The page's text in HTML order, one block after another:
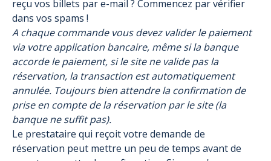
reçu vos billets par e-mail ? Commencez par vérifier
dans vos spams !
A chaque commande vous devez valider le paiement
via votre application bancaire, même si la banque
accorde le paiement, si le site ne valide pas la
réservation, la transaction est automatiquement
annulée. Toujours bien attendre la confirmation de
prise en compte de la réservation par le site (la
banque ne suffit pas).
Le prestataire qui reçoit votre demande de
réservation peut mettre un peu de temps avant de